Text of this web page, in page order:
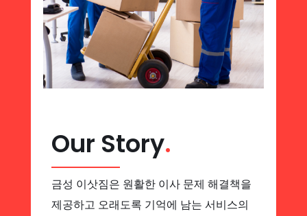
Our Story.
금성 이삿짐은 원활한 이사 문제 해결책을
제공하고 오래도록 기억에 남는 서비스의